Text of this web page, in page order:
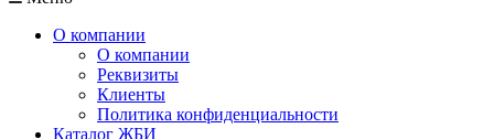
О компании
О компании
Реквизиты
Клиенты
Политика конфиденциальности
Каталог ЖБИ